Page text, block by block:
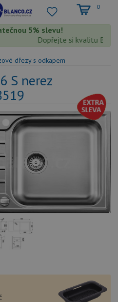
0
5% slevu!
Dopřejte si kvalitu
dřezy s odkapem
S nerez